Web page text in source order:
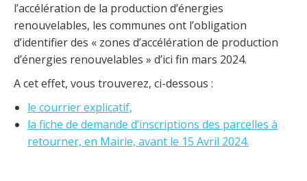
l’accélération de la production d’énergies
renouvelables, les communes ont l’obligation
d’identifier des « zones d’accélération de production
d’énergies renouvelables » d’ici fin mars 2024.
A cet effet, vous trouverez, ci-dessous :
le courrier explicatif,
la fiche de demande d’inscriptions des parcelles à
retourner, en Mairie, avant le 15 Avril 2024.